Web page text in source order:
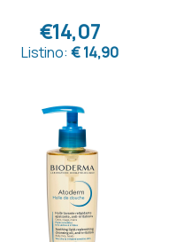
€14,07
Listino: € 14,90